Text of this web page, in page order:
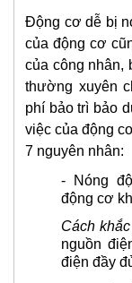
Động cơ dễ bị
của động cơ
của công nhân,
thường xuyên
phí bảo trì bảo
việc của động
7 nguyên nhân:
-
Nóng
động cơ
Cách
nguồn
điện đầy